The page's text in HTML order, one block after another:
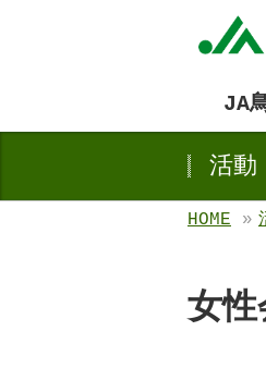
JA
活動
HOME »
女